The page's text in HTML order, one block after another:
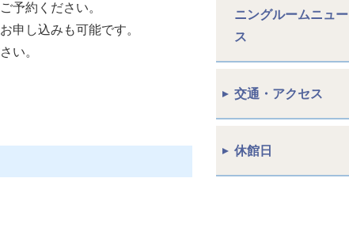
予約ください。
申し込みも可能です。
い。
ニングルームニュー
ス
交通・アクセス
休館日